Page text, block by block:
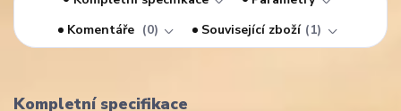
Komentáře
0 Související zboží 1
Kompletní specifikace